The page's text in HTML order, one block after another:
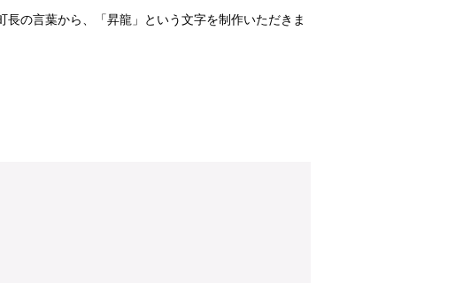
の言葉から、「昇龍」という文字を制作いただきま